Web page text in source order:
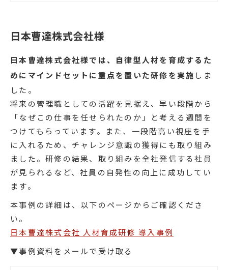
日本曹達株式会社様
日本曹達株式会社様では、自律型人材を育成するた
めにマインドセットに重点を置いた研修を実施 しま
した。
将来の管理職としての活躍を見据え、早い段階から
「なぜこの仕事を任せられたのか」と考える週間を
つけてもらっています。また、一段階高い視座を手
に入れるため、チャレンジ意識の獲得にも取り組み
ました。研修の結果、取り組みを全社発信する社員
が見られるなど、社員の自発性の向上に成功してい
ます。
本事例の詳細は、以下のページからご確認くださ
い。
日本曹達株式会社 人材育成研修 導入事例
▼事例資料をメールで受け取る